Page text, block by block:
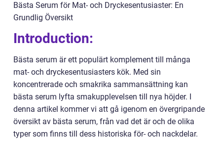
Bästa Serum för Mat- och Dryckesentusiaster: En
Grundlig Översikt
Introduction:
Bästa serum är ett populärt komplement till många
mat- och dryckesentusiasters kök. Med sin
koncentrerade och smakrika sammansättning kan
bästa serum lyfta smakupplevelsen till nya höjder. I
denna artikel kommer vi att gå igenom en övergripande
översikt av bästa serum, från vad det är och de olika
typer som finns till dess historiska för- och nackdelar.